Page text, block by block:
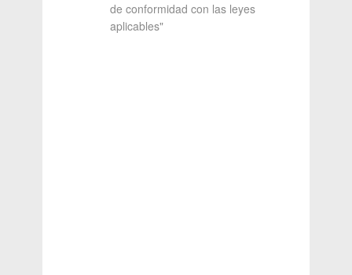
de conformidad con las leyes
aplicables"